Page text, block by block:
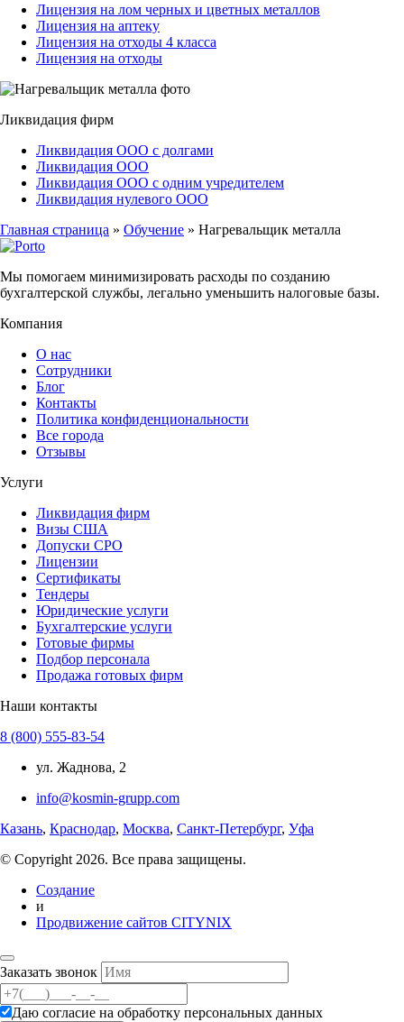
Лицензия на лом черных и цветных металлов
Лицензия на аптеку
Лицензия на отходы 4 класса
Лицензия на отходы
Ликвидация фирм
Ликвидация ООО с долгами
Ликвидация ООО
Ликвидация ООО с одним учредителем
Ликвидация нулевого ООО
Главная страница » Обучение » Нагревальщик металла
Мы помогаем минимизировать расходы по созданию
бухгалтерской службы, легально уменьшить налоговые базы.
Компания
О нас
Сотрудники
Блог
Контакты
Политика конфиденциональности
Все города
Отзывы
Услуги
Ликвидация фирм
Визы США
Допуски СРО
Лицензии
Сертификаты
Тендеры
Юридические услуги
Бухгалтерские услуги
Готовые фирмы
Подбор персонала
Продажа готовых фирм
Наши контакты
8 (800) 555-83-54
ул. Жаднова, 2
info@kosmin-grupp.com
Казань, Краснодар, Москва, Санкт-Петербург, Уфа
© Copyright 2026. Все права защищены.
Создание
и
Продвижение сайтов CITYNIX
Заказать звонок
Даю согласие на обработку персональных данных